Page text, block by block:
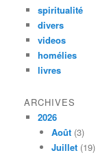
spiritualité
divers
videos
homélies
livres
ARCHIVES
2026
Août (3)
Juillet (19)